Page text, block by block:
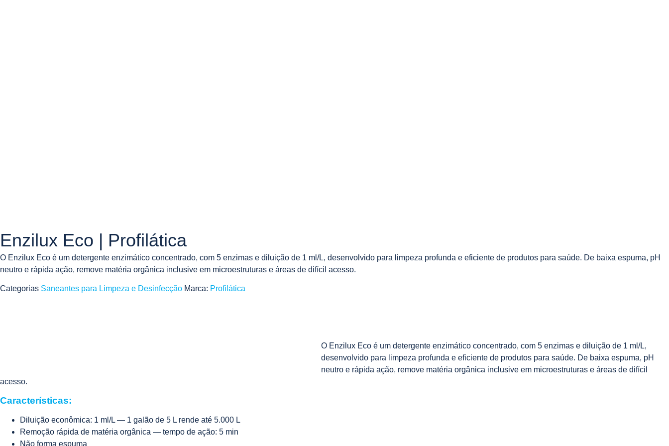
Enzilux Eco | Profilática
O Enzilux Eco é um detergente enzimático concentrado, com 5 enzimas e diluição de 1 ml/L, desenvolvido para limpeza profunda e eficiente de produtos para saúde. De baixa espuma, pH
neutro e rápida ação, remove matéria orgânica inclusive em microestruturas e áreas de difícil acesso.
Categorias Saneantes para Limpeza e Desinfecção Marca: Profilática
O Enzilux Eco é um detergente enzimático concentrado, com 5 enzimas e diluição de 1 ml/L,
desenvolvido para limpeza profunda e eficiente de produtos para saúde. De baixa espuma, pH
neutro e rápida ação, remove matéria orgânica inclusive em microestruturas e áreas de difícil
acesso.
Características:
Diluição econômica: 1 ml/L — 1 galão de 5 L rende até 5.000 L
Remoção rápida de matéria orgânica — tempo de ação: 5 min
Não forma espuma